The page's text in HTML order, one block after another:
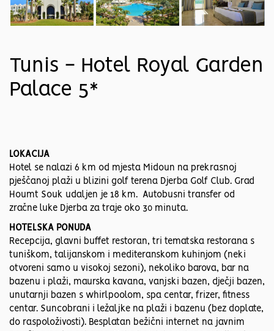
Tunis - Hotel Royal Garden
Palace 5*
LOKACIJA
Hotel se nalazi 6 km od mjesta Midoun na prekrasnoj
pješčanoj plaži u blizini golf terena Djerba Golf Club. Grad
Houmt Souk udaljen je 18 km. Autobusni transfer od
zračne luke Djerba za traje oko 30 minuta.
HOTELSKA PONUDA
Recepcija, glavni buffet restoran, tri tematska restorana s
tuniškom, talijanskom i mediteranskom kuhinjom (neki
otvoreni samo u visokoj sezoni), nekoliko barova, bar na
bazenu i plaži, maurska kavana, vanjski bazen, dječji bazen,
unutarnji bazen s whirlpoolom, spa centar, frizer, fitness
centar. Suncobrani i ležaljke na plaži i bazenu (bez doplate,
do raspoloživosti). Besplatan bežični internet na javnim